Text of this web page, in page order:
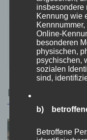
Pflegeimmobilie
Top
RELATED POSTS
insbesondere
Kennung wie
Online-
besonderen
physischen,
psychischen,
sozialen
sind,
b)
Betroffene